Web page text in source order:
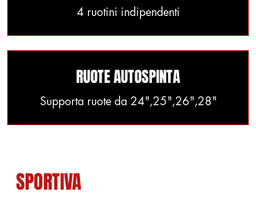
4 ruotini indipendenti
RUOTE AUTOSPINTA
Supporta ruote da 24",25",26",28"
SPORTIVA